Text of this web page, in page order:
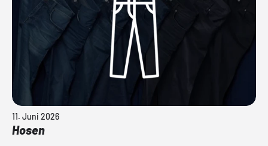
11. Juni 2026
Hosen